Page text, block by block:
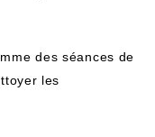
des séances de
les